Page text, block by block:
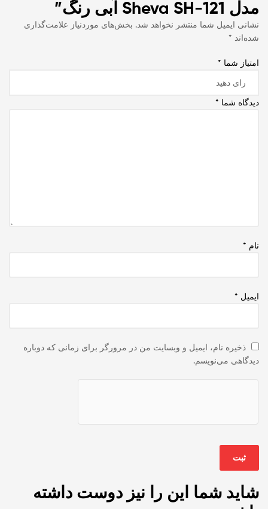
مدل Sheva SH-121 آبی رنگ”
نشانی ایمیل شما منتشر نخواهد شد. بخش‌های موردنیاز علامت‌گذاری
شده‌اند *
امتیاز شما *
دیدگاه شما *
نام *
ایمیل *
ذخیره نام، ایمیل و وبسایت من در مرورگر برای زمانی که دوباره
دیدگاهی می‌نویسم.
شاید شما این را نیز دوست داشته